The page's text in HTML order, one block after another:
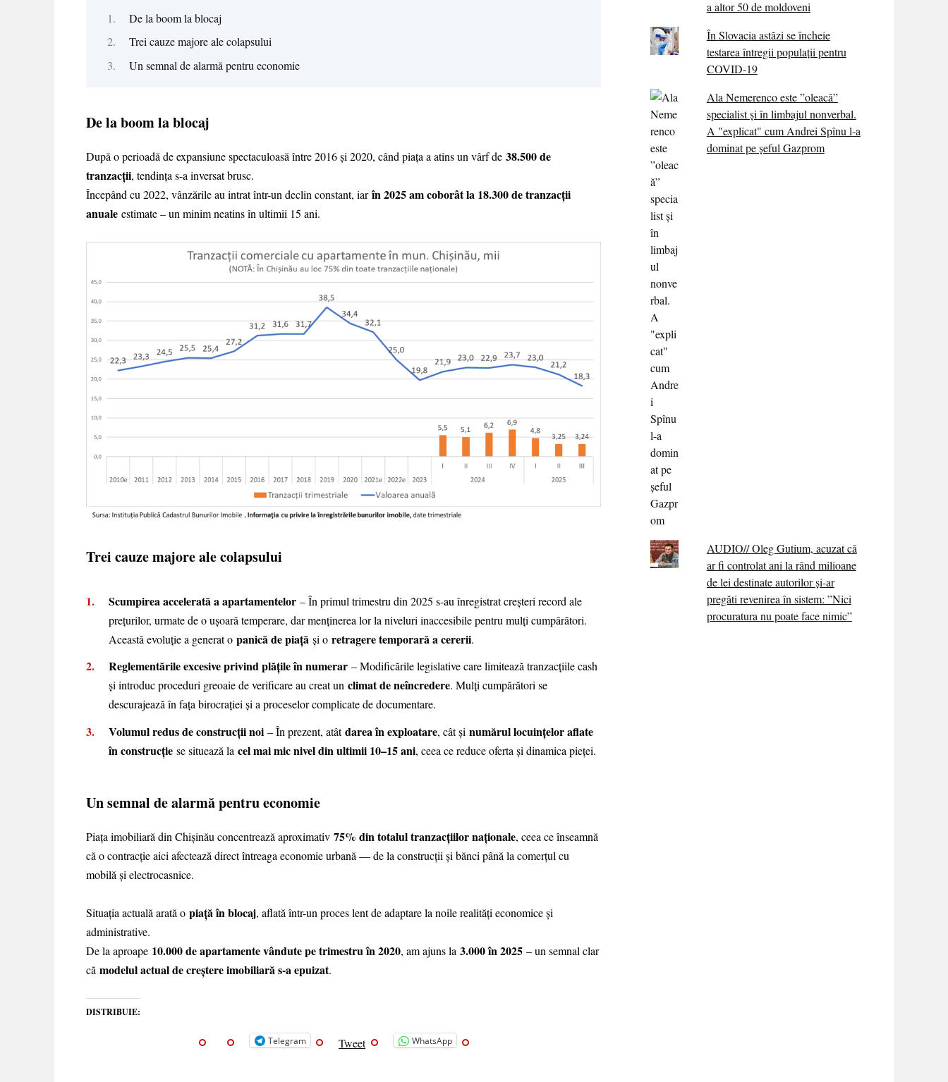
De la boom la blocaj
Trei cauze majore ale colapsului
Un semnal de alarmă pentru economie
De la boom la blocaj
După o perioadă de expansiune spectaculoasă între 2016 și 2020, când piața a atins un vârf de 38.500 de
tranzacții, tendința s-a inversat brusc.
Începând cu 2022, vânzările au intrat într-un declin constant, iarîn 2025 am coborât la 18.300 de tranzacții
anuale estimate – un minim neatins în ultimii 15 ani.
Trei cauze majore ale colapsului
Scumpirea accelerată a apartamentelor – În primul trimestru din 2025 s-au înregistrat creșteri record ale
prețurilor, urmate de o ușoară temperare, dar menținerea lor la niveluri inaccesibile pentru mulți cumpărători.
Această evoluție a generat o panică de piață și o retragere temporară a cererii.
Reglementările excesive privind plățile în numerar – Modificările legislative care limitează tranzacțiile cash
și introduc proceduri greoaie de verificare au creat un climat de neîncredere. Mulți cumpărători se
descurajează în fața birocrației și a proceselor complicate de documentare.
Volumul redus de construcții noi – În prezent, atâtdarea în exploatare, cât și numărul locuințelor aflate
în construcție se situează la cel mai mic nivel din ultimii 10–15 ani, ceea ce reduce oferta și dinamica pieței.
Un semnal de alarmă pentru economie
Piața imobiliară din Chișinău concentrează aproximativ 75% din totalul tranzacțiilor naționale, ceea ce înseamnă
că o contracție aici afectează direct întreaga economie urbană — de la construcții și bănci până la comerțul cu
mobilă și electrocasnice.
Situația actuală arată o piață în blocaj, aflată într-un proces lent de adaptare la noile realități economice și
administrative.
De la aproape 10.000 de apartamente vândute pe trimestru în 2020, am ajuns la 3.000 în 2025 – un semnal clar
că modelul actual de creștere imobiliară s-a epuizat.
DISTRIBUIE:
Telegram Tweet WhatsApp
a altor 50 de moldoveni
În Slovacia astăzi se încheie
testarea întregii populații pentru
COVID-19
Ala Nemerenco este ”oleacă”
specialist și în limbajul nonverbal.
A "explicat" cum Andrei Spînu l-a
dominat pe șeful Gazprom
AUDIO// Oleg Gutium, acuzat că
ar fi controlat ani la rând milioane
de lei destinate autorilor și-ar
pregăti revenirea în sistem: ”Nici
procuratura nu poate face nimic”